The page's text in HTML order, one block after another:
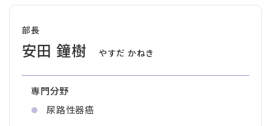
部長
安田 鐘樹 やすだ かねき
専門分野
尿路性器癌